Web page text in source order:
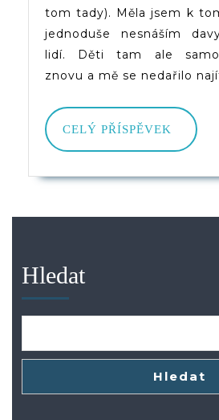
tom tady). Měla jsem k
jednoduše nesnáším
lidí. Děti tam ale
znovu a mě se nedařilo
CELÝ PŘÍSPĚVEK
CELÝ
Hledat
Hledat